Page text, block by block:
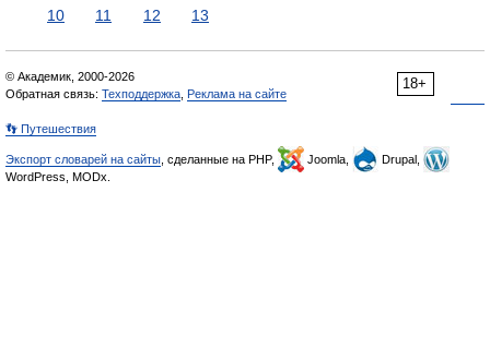
10
11 12 13
18+
© Академик, 2000-2026
Обратная связь: Техподдержка Реклама на сайте
👣 Путешествия
Экспорт словарей на сайты , сделанные на PHP, Joomla,
Drupal,
WordPress, MODx.